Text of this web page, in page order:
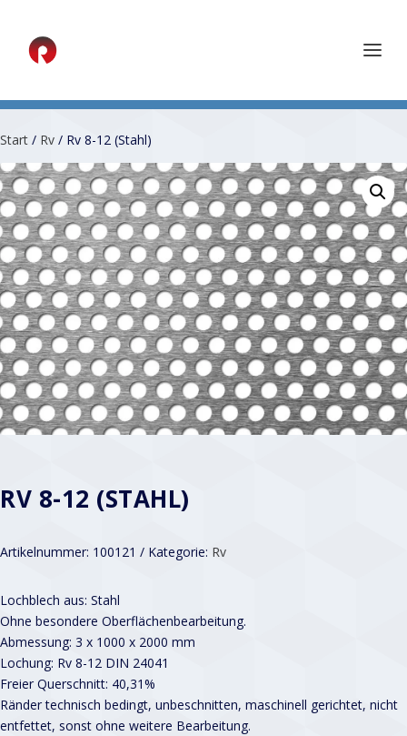
Start / Rv / Rv 8-12 (Stahl)
RV 8-12 (STAHL)
Artikelnummer: 100121 Kategorie: Rv
Lochblech aus: Stahl
Ohne besondere Oberflächenbearbeitung.
Abmessung: 3 x 1000 x 2000 mm
Lochung: Rv 8-12 DIN 24041
Freier Querschnitt: 40,31%
Ränder technisch bedingt, unbeschnitten, maschinell gerichtet, nicht
entfettet, sonst ohne weitere Bearbeitung.